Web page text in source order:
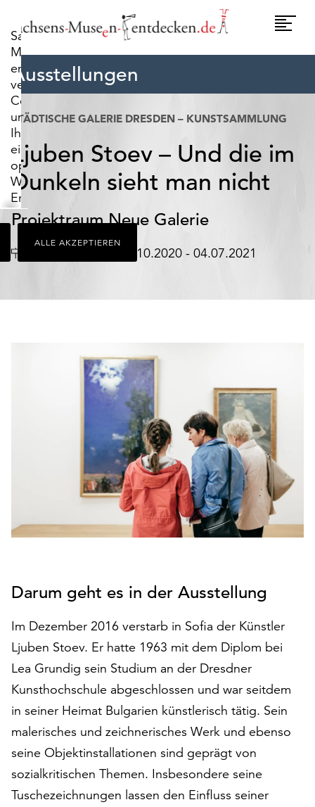
Sachsens-
Museen-
entdecken.de
verwendet
Cookies,
um
Ihnen
ein
optimales
Webseiten-
Erlebnis
zu
bieten.
Dazu
zählen
zu
anonymen
werden.
Sie
auf
„Alle
akzeptieren“,
um
alle
Cookies
akzeptieren.
Sie
können
ALLE AKZEPTIEREN
Ausstellungen
STÄDTISCHE GALERIE DRESDEN – KUNSTSAMMLUNG
Ljuben Stoev – Und die im
Dunkeln sieht man nicht
Projektraum Neue Galerie
Ort 16.10.2020 - 04.07.2021
Darum geht es in der Ausstellung
Im Dezember 2016 verstarb in Sofia der Künstler
Ljuben Stoev. Er hatte 1963 mit dem Diplom bei
Lea Grundig sein Studium an der Dresdner
Kunsthochschule abgeschlossen und war seitdem
in seiner Heimat Bulgarien künstlerisch tätig. Sein
malerisches und zeichnerisches Werk und ebenso
seine Objektinstallationen sind geprägt von
sozialkritischen Themen. Insbesondere seine
Tuschezeichnungen lassen den Einfluss seiner